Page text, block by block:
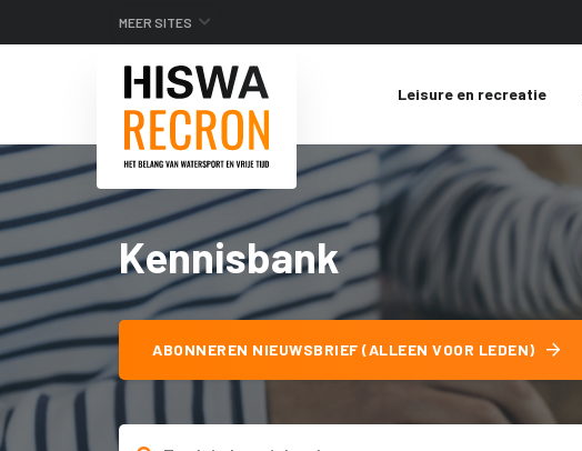
MEER SITES
Leisure en recreatie
Kennisbank
ABONNEREN NIEUWSBRIEF (ALLEEN VOOR LEDEN)